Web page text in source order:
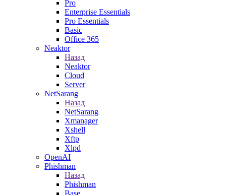
Pro
Enterprise Essentials
Pro Essentials
Basic
Office 365
Neaktor
Назад
Neaktor
Cloud
Server
NetSarang
Назад
NetSarang
Xmanager
Xshell
Xftp
Xlpd
OpenAI
Phishman
Назад
Phishman
Base